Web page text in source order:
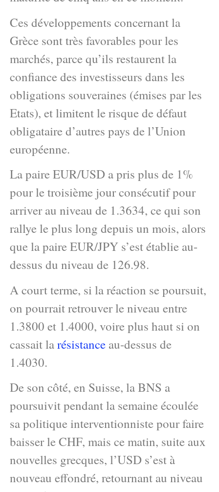
Ces développements concernant la
Grèce sont très favorables pour les
marchés, parce qu’ils restaurent la
confiance des investisseurs dans les
obligations souveraines (émises par les
Etats), et limitent le risque de défaut
obligataire d’autres pays de l’Union
européenne.
La paire EUR/USD a pris plus de 1%
pour le troisième jour consécutif pour
arriver au niveau de 1.3634, ce qui son
rallye le plus long depuis un mois, alors
que la paire EUR/JPY s’est établie au-
dessus du niveau de 126.98.
A court terme, si la réaction se poursuit,
on pourrait retrouver le niveau entre
1.3800 et 1.4000, voire plus haut si on
cassait larésistance au-dessus de
1.4030.
De son côté, en Suisse, la BNS a
poursuivit pendant la semaine écoulée
sa politique interventionniste pour faire
baisser le CHF, mais ce matin, suite aux
nouvelles grecques, l’USD s’est à
nouveau effondré, retournant au niveau